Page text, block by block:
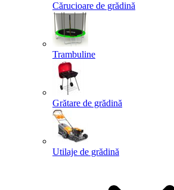
Cărucioare de grădină
Trambuline
Grătare de grădină
Utilaje de grădină